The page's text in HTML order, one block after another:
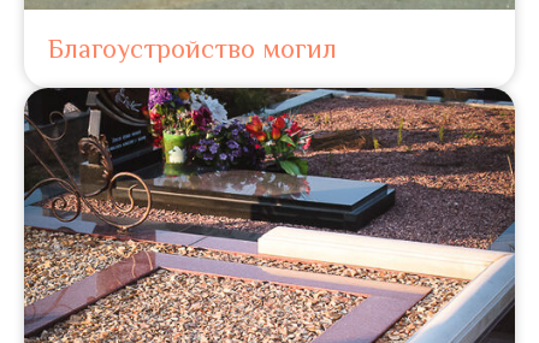
Благоустройство могил